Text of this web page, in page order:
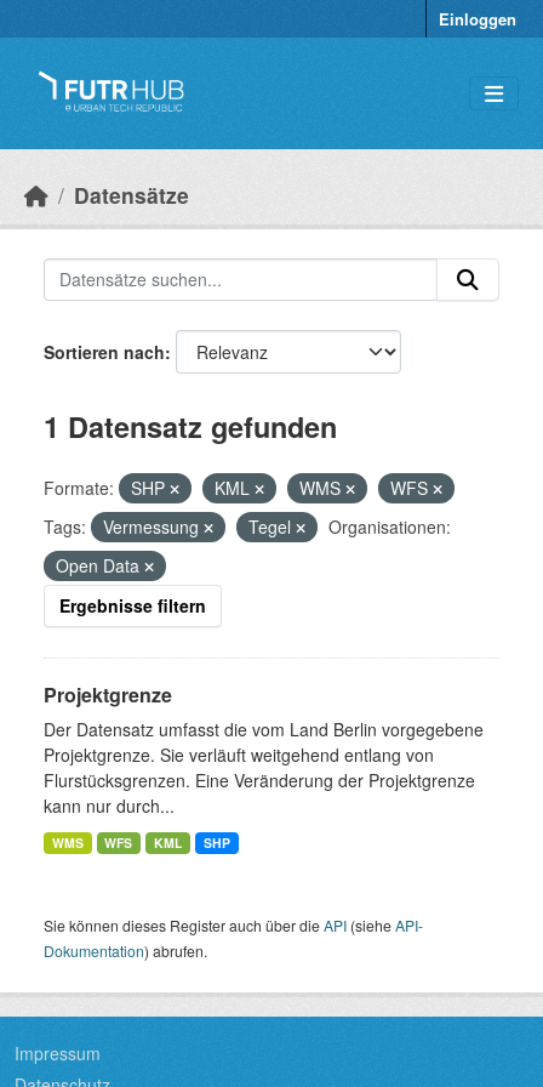
Einloggen
Datensätze
Sortieren nach
1 Datensatz gefunden
Formate: SHP KML WMS
WFS
Tags:
Vermessung Tegel
Organisationen:
Open Data
Ergebnisse filtern
Projektgrenze
Der Datensatz umfasst die vom Land Berlin vorgegebene
Projektgrenze. Sie verläuft weitgehend entlang von
Flurstücksgrenzen. Eine Veränderung der Projektgrenze
kann nur durch...
WMS WFS KML SHP
Sie können dieses Register auch über dieAPI (sieheAPI-
Dokumentation) abrufen.
Impressum